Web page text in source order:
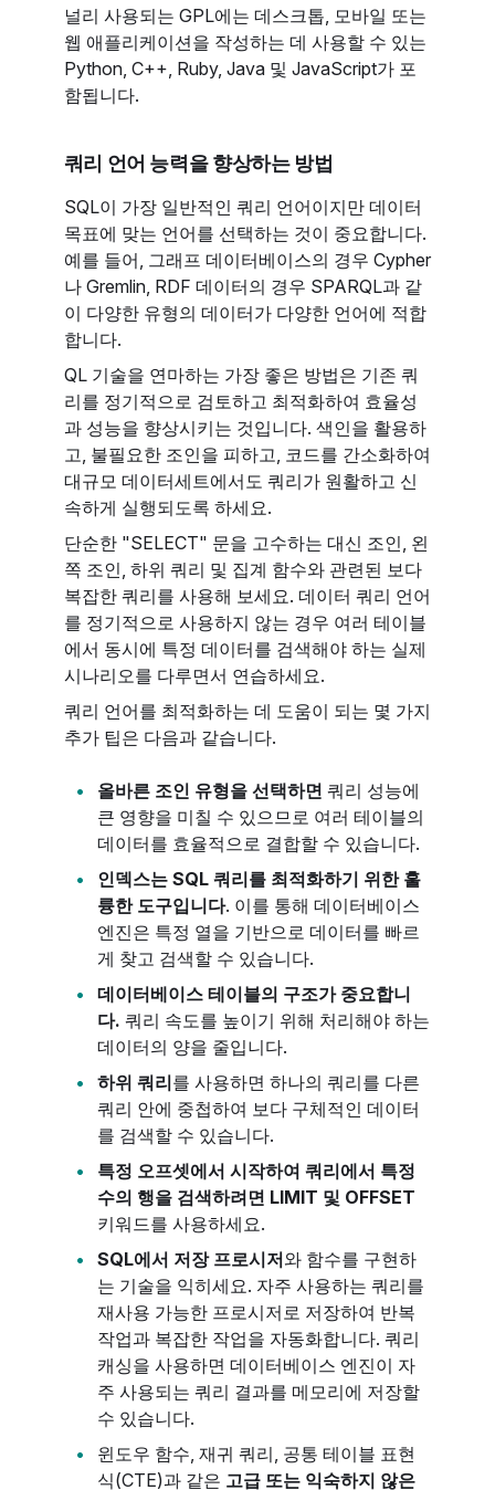
널리 사용되는 GPL에는 데스크톱, 모바일 또는
웹 애플리케이션을 작성하는 데 사용할 수 있는
Python, C++, Ruby, Java 및 JavaScript가 포
함됩니다.
쿼리 언어 능력을 향상하는 방법
SQL이 가장 일반적인 쿼리 언어이지만 데이터
목표에 맞는 언어를 선택하는 것이 중요합니다.
예를 들어, 그래프 데이터베이스의 경우 Cypher
나 Gremlin, RDF 데이터의 경우 SPARQL과 같
이 다양한 유형의 데이터가 다양한 언어에 적합
합니다.
QL 기술을 연마하는 가장 좋은 방법은 기존 쿼
리를 정기적으로 검토하고 최적화하여 효율성
과 성능을 향상시키는 것입니다. 색인을 활용하
고, 불필요한 조인을 피하고, 코드를 간소화하여
대규모 데이터세트에서도 쿼리가 원활하고 신
속하게 실행되도록 하세요.
단순한 "SELECT" 문을 고수하는 대신 조인, 왼
쪽 조인, 하위 쿼리 및 집계 함수와 관련된 보다
복잡한 쿼리를 사용해 보세요. 데이터 쿼리 언어
를 정기적으로 사용하지 않는 경우 여러 테이블
에서 동시에 특정 데이터를 검색해야 하는 실제
시나리오를 다루면서 연습하세요.
쿼리 언어를 최적화하는 데 도움이 되는 몇 가지
추가 팁은 다음과 같습니다.
올바른 조인 유형을 선택하면 쿼리 성능에
큰 영향을 미칠 수 있으므로 여러 테이블의
데이터를 효율적으로 결합할 수 있습니다.
인덱스는 SQL 쿼리를 최적화하기 위한 훌
륭한 도구입니다. 이를 통해 데이터베이스
엔진은 특정 열을 기반으로 데이터를 빠르
게 찾고 검색할 수 있습니다.
데이터베이스 테이블의 구조가 중요합니
다. 쿼리 속도를 높이기 위해 처리해야 하는
데이터의 양을 줄입니다.
하위 쿼리를 사용하면 하나의 쿼리를 다른
쿼리 안에 중첩하여 보다 구체적인 데이터
를 검색할 수 있습니다.
특정 오프셋에서 시작하여 쿼리에서 특정
수의 행을 검색하려면 LIMIT 및 OFFSET
키워드를 사용하세요.
SQL에서 저장 프로시저와 함수를 구현하
는 기술을 익히세요. 자주 사용하는 쿼리를
재사용 가능한 프로시저로 저장하여 반복
작업과 복잡한 작업을 자동화합니다. 쿼리
캐싱을 사용하면 데이터베이스 엔진이 자
주 사용되는 쿼리 결과를 메모리에 저장할
수 있습니다.
윈도우 함수, 재귀 쿼리, 공통 테이블 표현
식(CTE)과 같은 고급 또는 익숙하지 않은